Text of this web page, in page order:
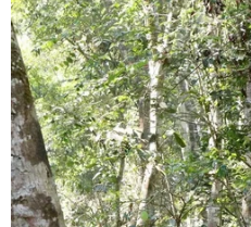
01/07/2026 04:42
Bộ Nông nghiệp và Môi
giải quyết thủ tục hành
5.310 tỷ đồng chi phí tuân
nghiệp, tương ứng giảm